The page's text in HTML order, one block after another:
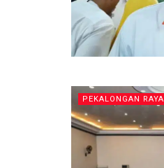
PEKALONGAN RAYA